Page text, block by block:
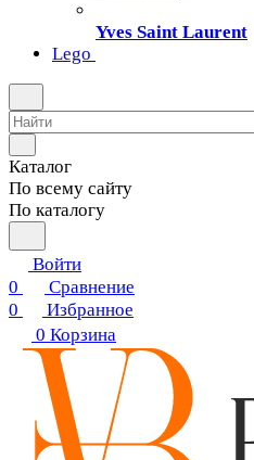
Yves Saint Laurent
Lego
Каталог
По всему сайту
По каталогу
Войти
0
Сравнение
0
Избранное
0 Корзина